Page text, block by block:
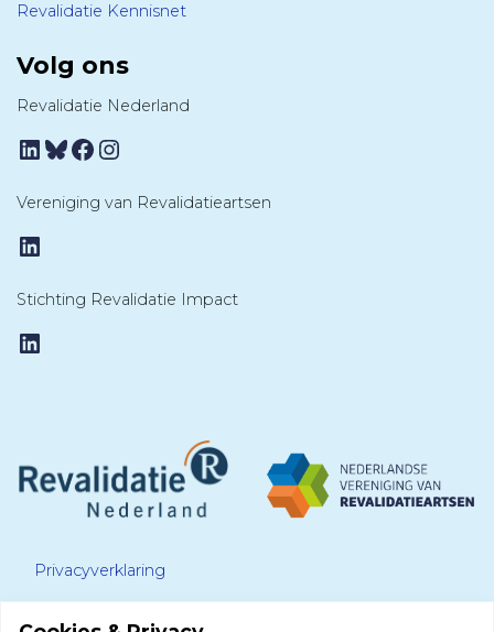
Revalidatie Kennisnet
Volg ons
Revalidatie Nederland
LinkedIn
Bluesky
Facebook
Instagram
Vereniging van Revalidatieartsen
LinkedIn
Stichting Revalidatie Impact
LinkedIn
Privacyverklaring